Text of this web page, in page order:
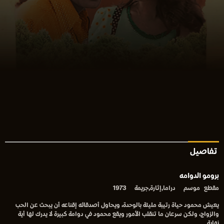
تفاصيل
برومو الدوامه
مقطع موسم دراما,إثارة,جريمة 1973
يعيش محمود حياة رتيبة مليئة بالوحدة، ويحاول أصدقائه إقناعه أن يبحث عن الحب
والزواج، ولكن سرعان ما تنقلب الأمور ويقع محمود في دوامة كبيرة لا يدرك لها أية